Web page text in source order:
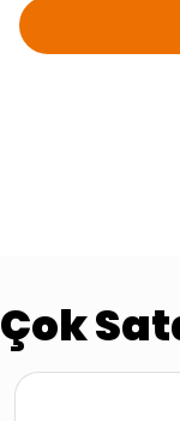
Çok